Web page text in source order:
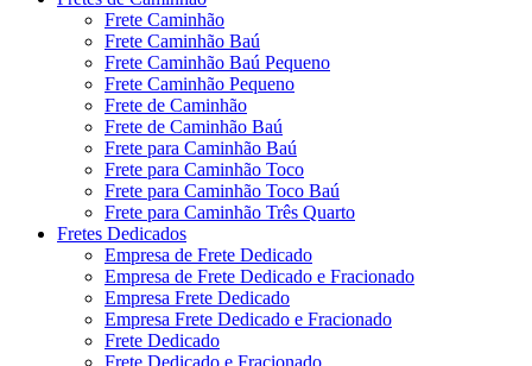
Frete Caminhão
Frete Caminhão Baú
Frete Caminhão Baú Pequeno
Frete Caminhão Pequeno
Frete de Caminhão
Frete de Caminhão Baú
Frete para Caminhão Baú
Frete para Caminhão Toco
Frete para Caminhão Toco Baú
Frete para Caminhão Três Quarto
Fretes Dedicados
Empresa de Frete Dedicado
Empresa de Frete Dedicado e Fracionado
Empresa Frete Dedicado
Empresa Frete Dedicado e Fracionado
Frete Dedicado
Frete Dedicado e Fracionado